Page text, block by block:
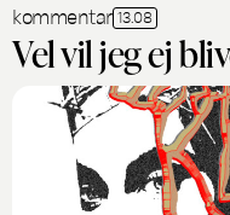
kommentar 13.08
Vel vil jeg ej